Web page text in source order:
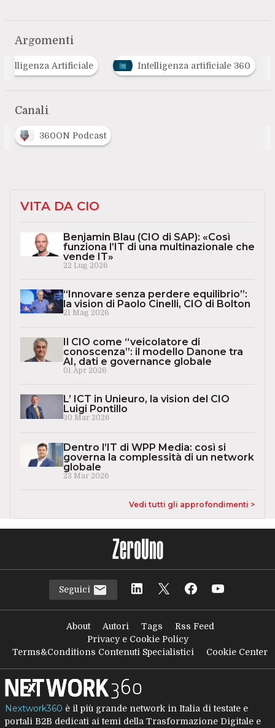
Argomenti
Artificiale Intelligenza artificiale 360
Canali
360ON Podcast
VITA DA CIO
Benjamin Blau (CIO di SAP): «Così
funziona l’IT di una multinazionale che
vende IT»
22 Lug 2026
“Innovare senza perdere equilibrio”:
la vision di Paolo Cinelli, CIO di Bolton
21 Mag 2026
Il CIO come “veicolatore di
conoscenza”: il modello Danone tra
AI, dati e governance globale
01 Apr 2026
L’ ICT in Unieuro, la vision del CIO
Luigi Pontillo
30 Mar 2026
Dentro l’IT di WPP Media: così si
governa la complessità di un network
globale
23 Mar 2026
Vedi tutti gli approfondimenti >
Seguici
About Autori Tags
Rss Feed
Privacy e Cookie Policy
Terms&Conditions Contenuti Specialistici
Cookie Center
Nextwork360 è il più grande network in Italia di testate e
portali B2B dedicati ai temi della Trasformazione Digitale e